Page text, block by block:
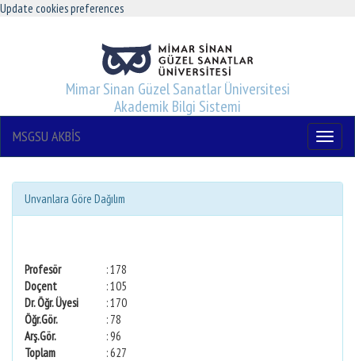
Update cookies preferences
Mimar Sinan Güzel Sanatlar Üniversitesi
Akademik Bilgi Sistemi
Menu
MSGSU AKBİS
Unvanlara Göre Dağılım
Profesör
: 178
Doçent
: 105
Dr. Öğr. Üyesi
: 170
Öğr.Gör.
: 78
Arş.Gör.
: 96
Toplam
: 627